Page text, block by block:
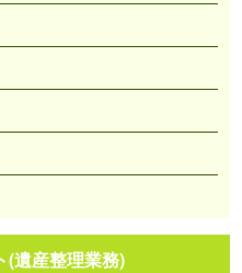
(遺産整理業務)